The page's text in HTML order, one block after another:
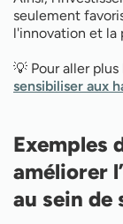
seulement
l'innovation et la
💡 Pour aller
sensibiliser aux
Exemples
améliorer
au sein de